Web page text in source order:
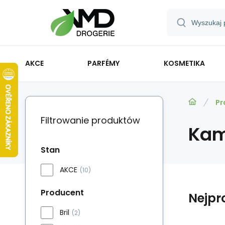
AKCE PARFÉMY KOSMETIKA
Filtrowanie produktów
Stan
AKCE (10)
Producent
Bril (2)